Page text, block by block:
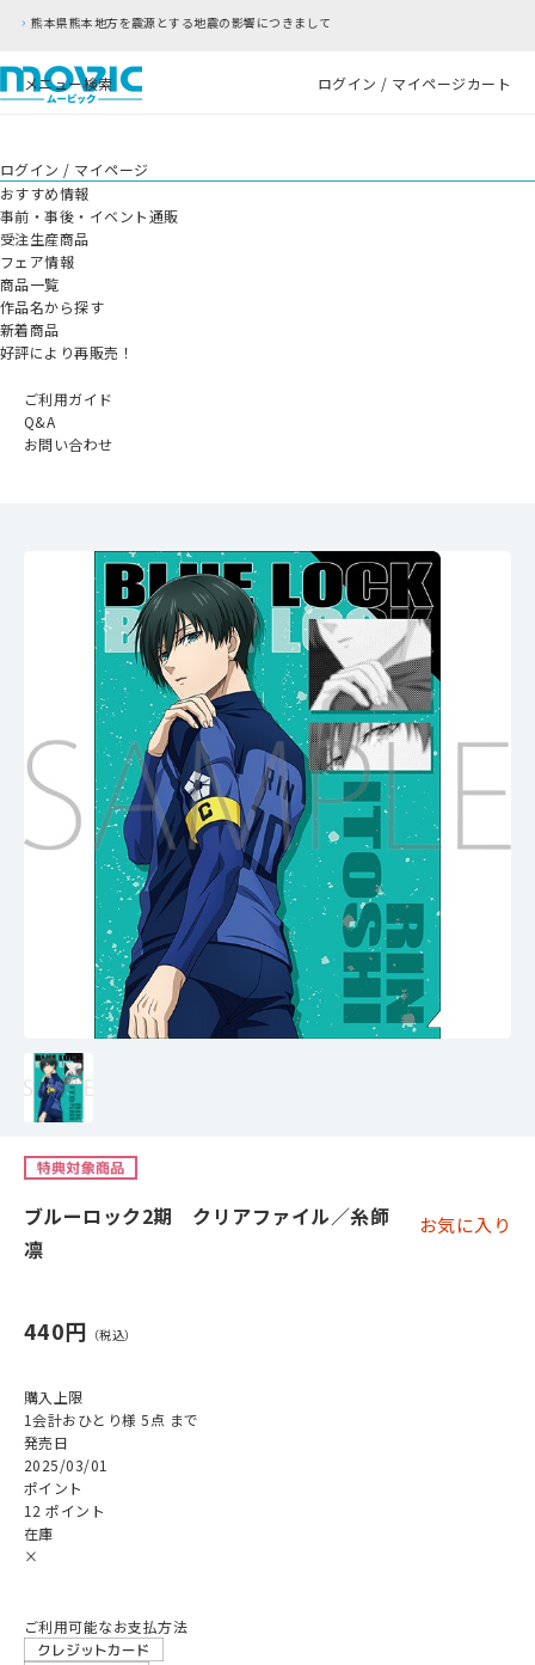
響につきまして
メニュー検索 ログイン / マイページカート
ログイン / マイページ
おすすめ情報
事前・事後・イベント通販
受注生産商品
フェア情報
商品一覧
作品名から探す
新着商品
好評により再販売！
ご利用ガイド
Q&A
お問い合わせ
ブルーロック2期 クリアファイル／糸師
凛
お気に入り
440円
購入上限
1会計おひとり様 5点 まで
発売日
2025/03/01
ポイント
12 ポイント
在庫
×
ご利用可能なお支払方法